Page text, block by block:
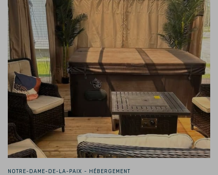
NOTRE-DAME-DE-LA-PAIX - HÉBERGEMENT